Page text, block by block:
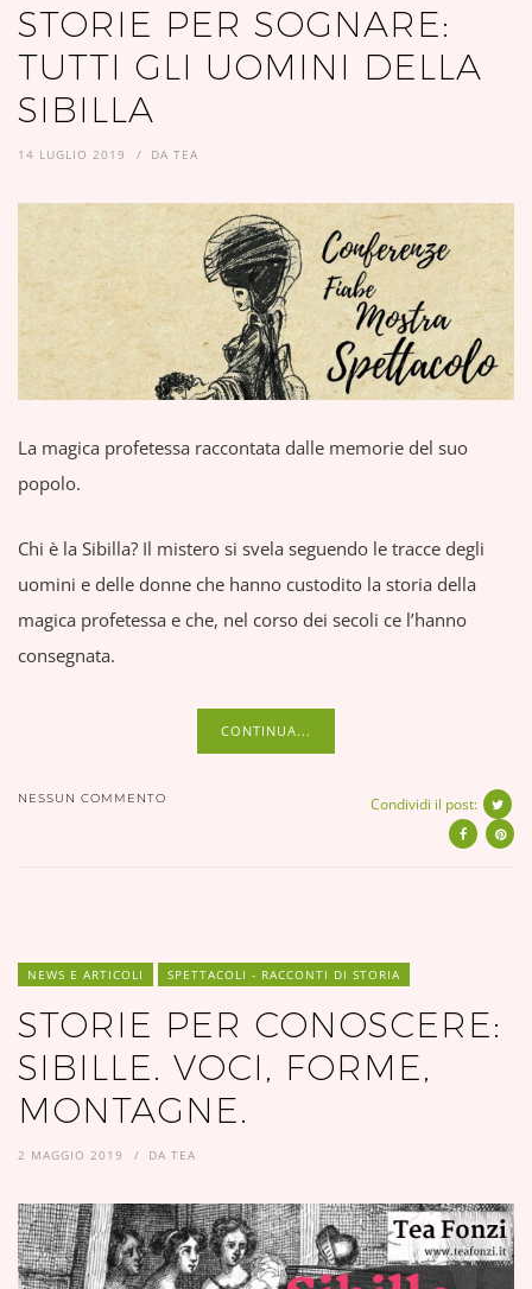
STORIE PER SOGNARE:
TUTTI GLI UOMINI DELLA
SIBILLA
14 LUGLIO 2019 DA TEA
La magica profetessa raccontata dalle memorie del suo
popolo.
Chi è la Sibilla? Il mistero si svela seguendo le tracce degli
uomini e delle donne che hanno custodito la storia della
magica profetessa e che, nel corso dei secoli ce l’hanno
consegnata.
CONTINUA...
NESSUN COMMENTO Condividi il post:
NEWS E ARTICOLI SPETTACOLI - RACCONTI DI STORIA
STORIE PER CONOSCERE:
SIBILLE. VOCI, FORME,
MONTAGNE.
2 MAGGIO 2019 DA TEA